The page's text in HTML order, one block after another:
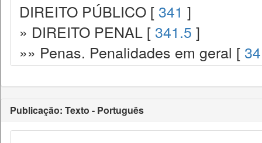
DIREITO PÚBLICO [ 341 ]
» DIREITO PENAL [ 341.5 ]
»» Penas. Penalidades em geral [
Publicação: Texto - Português